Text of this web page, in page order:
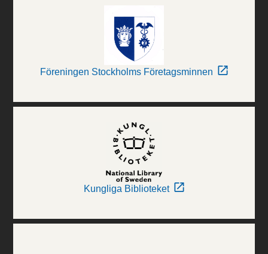
Föreningen Stockholms Företagsminnen
Kungliga Biblioteket